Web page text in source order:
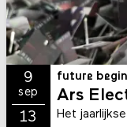
9
sep
future
Ars